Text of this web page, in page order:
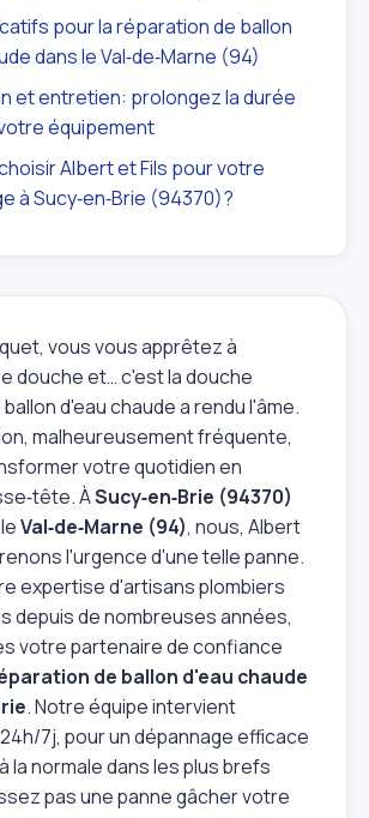
pour la réparation de ballon
dans le Val‑de‑Marne (94)
et entretien: prolongez la durée
équipement
Albert et Fils pour votre
à Sucy‑en‑Brie (94370)?
vous vous apprêtez à
douche et… c'est la douche
d'eau chaude a rendu l'âme.
malheureusement fréquente,
votre quotidien en
ÀSucy‑en‑Brie (94370)
Val‑de‑Marne (94), nous, Albert
l'urgence d'une telle panne.
expertise d'artisans plombiers
depuis de nombreuses années,
votre partenaire de confiance
de ballon d'eau chaude
. Notre équipe intervient
7j, pour un dépannage efficace
la normale dans les plus brefs
pas une panne gâcher votre